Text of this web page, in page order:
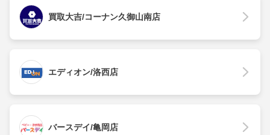
買取大吉/コーナン久御山南店
エディオン/洛西店
バースデイ/亀岡店